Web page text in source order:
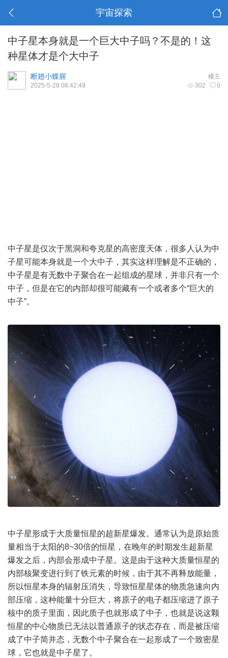
宇宙探索
中子星本身就是一个巨大中子吗？不是的！这
种星体才是个大中子
楼主
断翅小蝶腥
302 0
2025-5-28 08:42:49
中子星是仅次于黑洞和夸克星的高密度天体，很多人认为中
子星可能本身就是一个大中子，其实这样理解是不正确的，
中子星是有无数中子聚合在一起组成的星球，并非只有一个
中子，但是在它的内部却很可能藏有一个或者多个“巨大的
中子”。
中子星形成于大质量恒星的超新星爆发。通常认为是原始质
量相当于太阳的8~30倍的恒星，在晚年的时期发生超新星
爆发之后，内部会形成中子星。这是由于这种大质量恒星的
内部核聚变进行到了铁元素的时候，由于其不再释放能量，
所以恒星本身的辐射压消失，导致恒星星体的物质急速向内
部压缩，这种能量十分巨大，将原子的电子都压缩进了原子
核中的质子里面，因此质子也就形成了中子，也就是说这颗
恒星的中心物质已无法以普通原子的状态存在，而是被压缩
成了中子简并态，无数个中子聚合在一起形成了一个致密星
球，它也就是中子星了。